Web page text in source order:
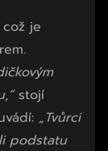
je
stojí
„Tvůrci
podstatu